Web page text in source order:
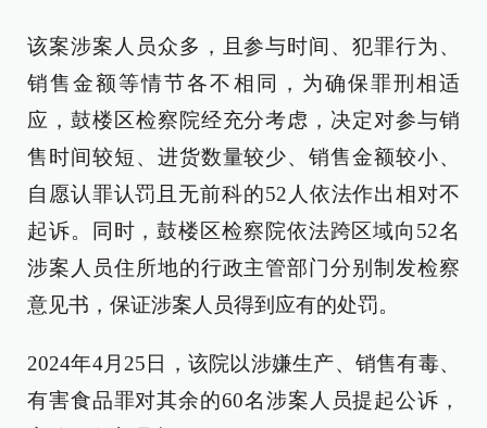
该案涉案人员众多，且参与时间、犯罪行为、
销售金额等情节各不相同，为确保罪刑相适
应，鼓楼区检察院经充分考虑，决定对参与销
售时间较短、进货数量较少、销售金额较小、
自愿认罪认罚且无前科的52人依法作出相对不
起诉。同时，鼓楼区检察院依法跨区域向52名
涉案人员住所地的行政主管部门分别制发检察
意见书，保证涉案人员得到应有的处罚。
2024年4月25日，该院以涉嫌生产、销售有毒、
有害食品罪对其余的60名涉案人员提起公诉，